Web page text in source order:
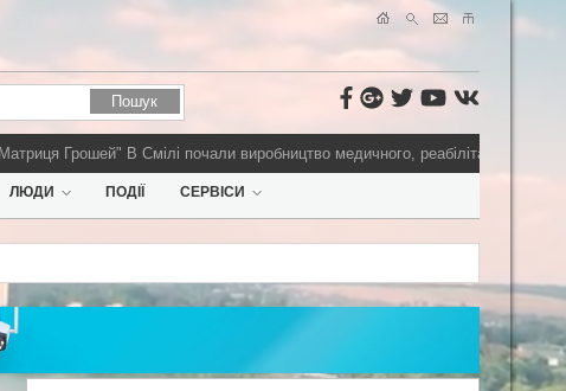
Грошей" В Смілі почали виробництво медичного, реабілітаційного
ЛЮДИ ПОДІЇ СЕРВІСИ